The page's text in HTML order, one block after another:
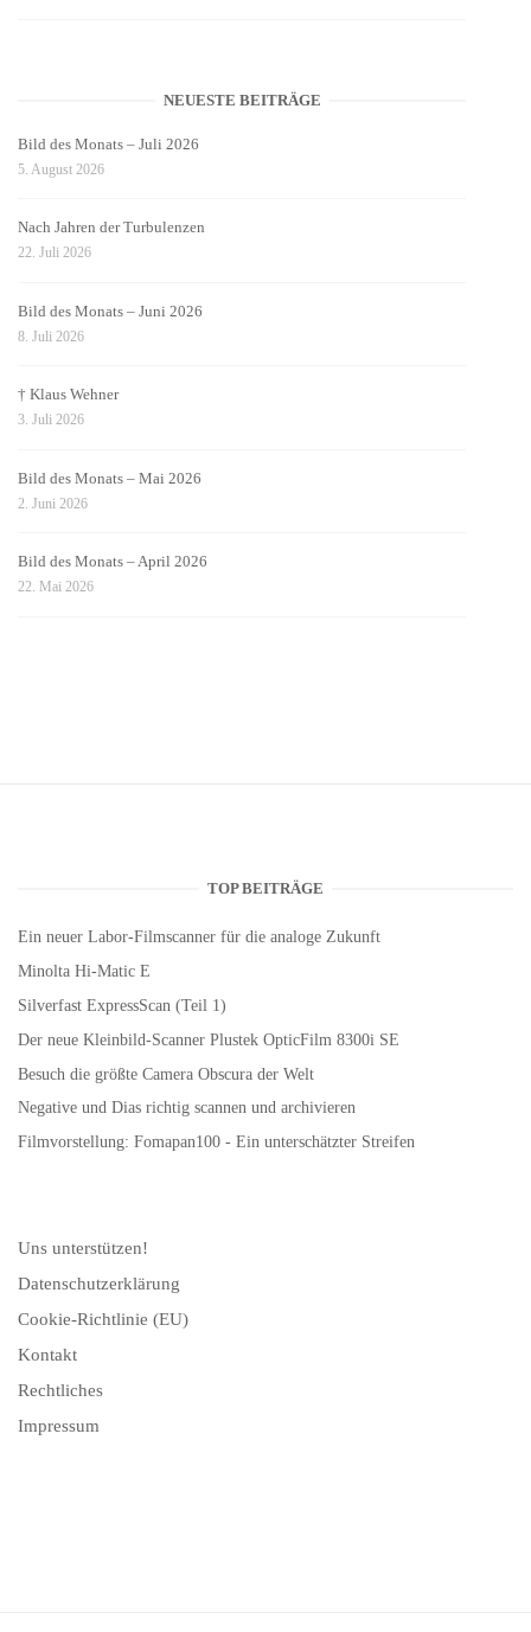
NEUESTE BEITRÄGE
Bild des Monats – Juli 2026
5. August 2026
Nach Jahren der Turbulenzen
22. Juli 2026
Bild des Monats – Juni 2026
8. Juli 2026
† Klaus Wehner
3. Juli 2026
Bild des Monats – Mai 2026
2. Juni 2026
Bild des Monats – April 2026
22. Mai 2026
TOP BEITRÄGE
Ein neuer Labor-Filmscanner für die analoge Zukunft
Minolta Hi-Matic E
Silverfast ExpressScan (Teil 1)
Der neue Kleinbild-Scanner Plustek OpticFilm 8300i SE
Besuch die größte Camera Obscura der Welt
Negative und Dias richtig scannen und archivieren
Filmvorstellung: Fomapan100 - Ein unterschätzter Streifen
Uns unterstützen!
Datenschutzerklärung
Cookie-Richtlinie (EU)
Kontakt
Rechtliches
Impressum